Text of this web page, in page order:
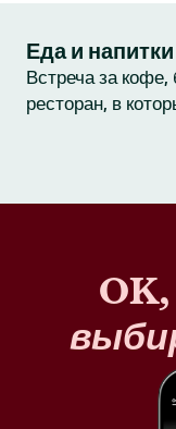
Еда и напитки
Встреча за кофе,
ресторан, в